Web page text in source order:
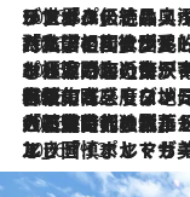
2026.8.8
リスボンの絶品スイーツ「パステル・デ・ナタ」とは？ポルトガル伝統の奥深い世界へ
2026.7.27
「私の祖国はポルトガル語です」国民的詩人フェルナンド・ペソアと、彼が愛した文学の街を歩く
2026.7.26
ポルトガル近海が育む極上の海の幸。キリリと冷えた白ワインと愉しむ、シーフード専門店の贅沢
2026.7.22
伝統の味をモダンに昇華。高感度な地元客が集う、リスボンの最旬ガストロノミー
2026.7.21
大航海時代の栄華から、震災、独裁、そして革命へ。ポルトガル・首都リスボンの石畳に刻まれた「歴史の光と影」
2026.7.13
エッセイ・ヤマザキマリ「慎ましくも美しき国 ポルトガル」